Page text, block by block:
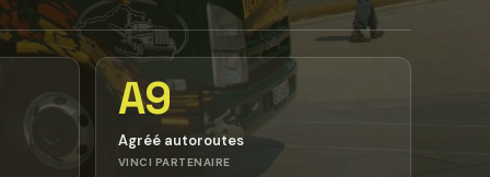
A9
Agréé autoroutes
VINCI PARTENAIRE